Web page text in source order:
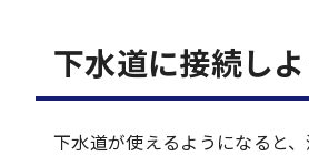
下水道に接続し
下水道が使えるようになると